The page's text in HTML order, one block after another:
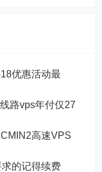
优惠活动最
路vps年付仅27
高速VPS
的记得续费